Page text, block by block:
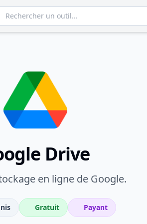
Drive
en ligne de Google.
Gratuit Payant